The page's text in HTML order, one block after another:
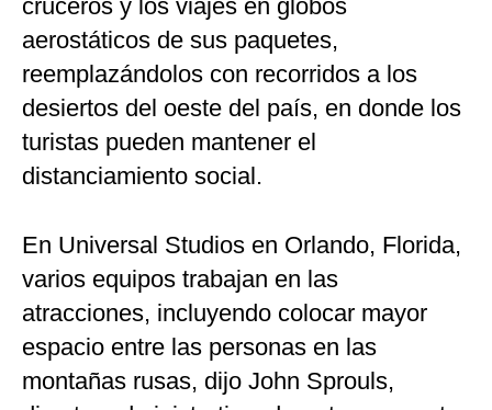
cruceros y los viajes en globos
aerostáticos de sus paquetes,
reemplazándolos con recorridos a los
desiertos del oeste del país, en donde los
turistas pueden mantener el
distanciamiento social.
En Universal Studios en Orlando, Florida,
varios equipos trabajan en las
atracciones, incluyendo colocar mayor
espacio entre las personas en las
montañas rusas, dijo John Sprouls,